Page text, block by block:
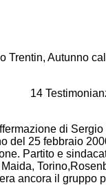
Trentin, Autunno
14
di
del 25 febbraio
Partito e
ancora il gruppo